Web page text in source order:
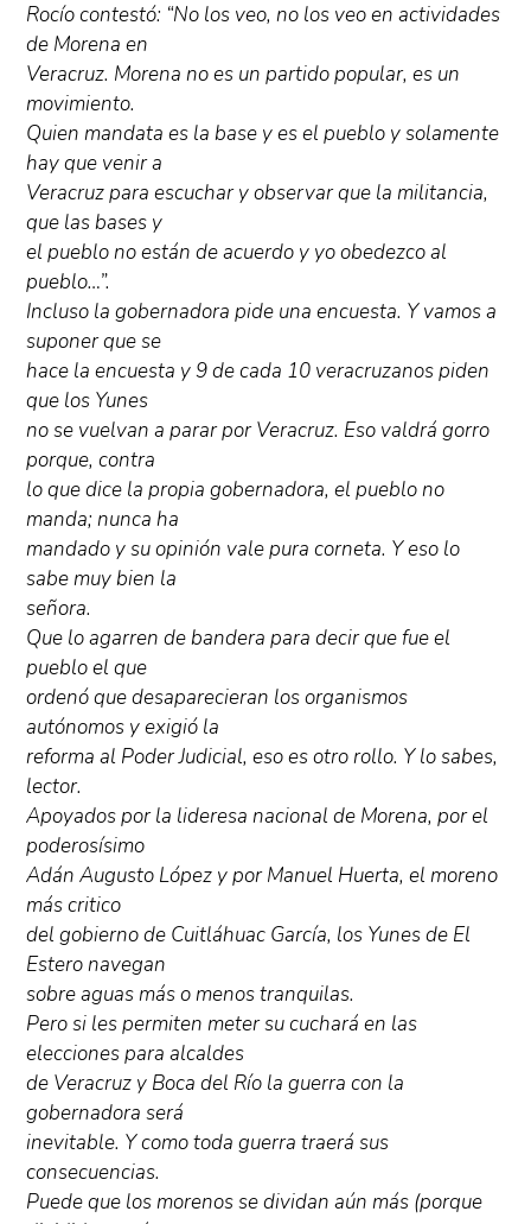
Rocío contestó: “No los veo, no los veo en actividades
de Morena en
Veracruz. Morena no es un partido popular, es un
movimiento.
Quien mandata es la base y es el pueblo y solamente
hay que venir a
Veracruz para escuchar y observar que la militancia,
que las bases y
el pueblo no están de acuerdo y yo obedezco al
pueblo…”.
Incluso la gobernadora pide una encuesta. Y vamos a
suponer que se
hace la encuesta y 9 de cada 10 veracruzanos piden
que los Yunes
no se vuelvan a parar por Veracruz. Eso valdrá gorro
porque, contra
lo que dice la propia gobernadora, el pueblo no
manda; nunca ha
mandado y su opinión vale pura corneta. Y eso lo
sabe muy bien la
señora.
Que lo agarren de bandera para decir que fue el
pueblo el que
ordenó que desaparecieran los organismos
autónomos y exigió la
reforma al Poder Judicial, eso es otro rollo. Y lo sabes,
lector.
Apoyados por la lideresa nacional de Morena, por el
poderosísimo
Adán Augusto López y por Manuel Huerta, el moreno
más critico
del gobierno de Cuitláhuac García, los Yunes de El
Estero navegan
sobre aguas más o menos tranquilas.
Pero si les permiten meter su cuchará en las
elecciones para alcaldes
de Veracruz y Boca del Río la guerra con la
gobernadora será
inevitable. Y como toda guerra traerá sus
consecuencias.
Puede que los morenos se dividan aún más (porque